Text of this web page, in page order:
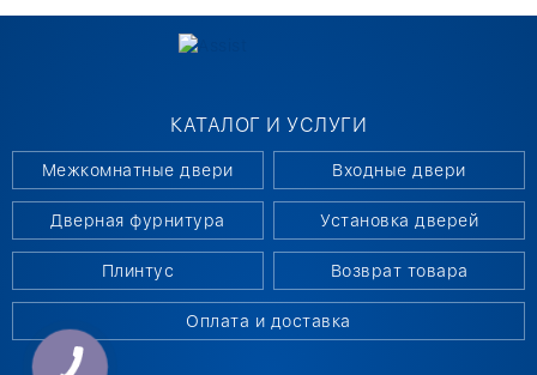
КАТАЛОГ И УСЛУГИ
Межкомнатные двери Входные двери
Дверная фурнитура Установка дверей
Плинтус Возврат товара
Оплата и доставка